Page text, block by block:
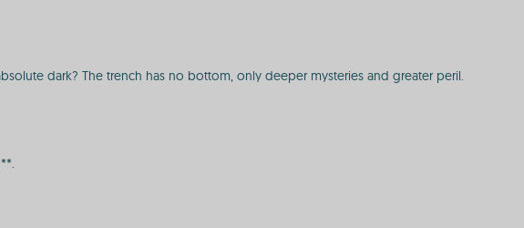
dark? The trench has no bottom, only deeper mysteries and greater peril.